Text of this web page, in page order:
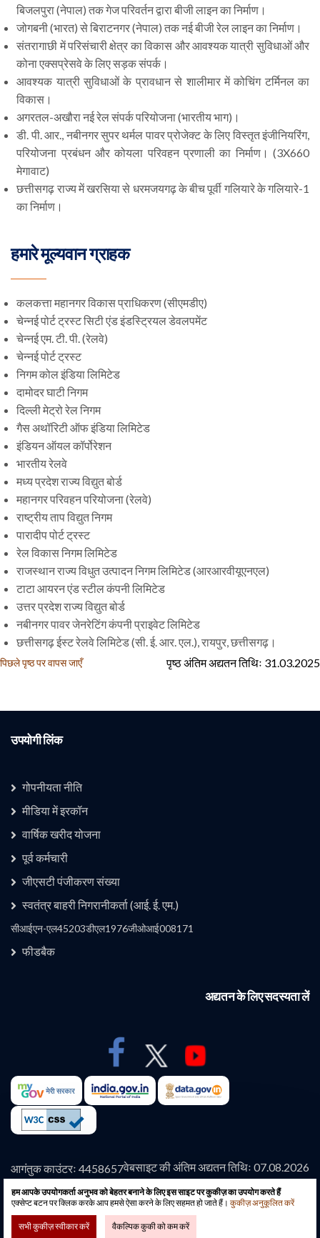
बिजलपुरा (नेपाल) तक गेज परिवर्तन द्वारा बीजी लाइन का निर्माण।
जोगबनी (भारत) से बिराटनगर (नेपाल) तक नई बीजी रेल लाइन का निर्माण।
संतरागाछी में परिसंचारी क्षेत्र का विकास और आवश्यक यात्री सुविधाओं और
कोना एक्सप्रेसवे के लिए सड़क संपर्क।
आवश्यक यात्री सुविधाओं के प्रावधान से शालीमार में कोचिंग टर्मिनल का
विकास।
अगरतल-अखौरा नई रेल संपर्क परियोजना (भारतीय भाग)।
डी. पी. आर., नबीनगर सुपर थर्मल पावर प्रोजेक्ट के लिए विस्तृत इंजीनियरिंग,
परियोजना प्रबंधन और कोयला परिवहन प्रणाली का निर्माण। (3X660
मेगावाट)
छत्तीसगढ़ राज्य में खरसिया से धरमजयगढ़ के बीच पूर्वी गलियारे के गलियारे-1
का निर्माण।
हमारे मूल्यवान ग्राहक
कलकत्ता महानगर विकास प्राधिकरण (सीएमडीए)
चेन्नई पोर्ट ट्रस्ट सिटी एंड इंडस्ट्रियल डेवलपमेंट
चेन्नई एम. टी. पी. (रेलवे)
चेन्नई पोर्ट ट्रस्ट
निगम कोल इंडिया लिमिटेड
दामोदर घाटी निगम
दिल्ली मेट्रो रेल निगम
गैस अथॉरिटी ऑफ इंडिया लिमिटेड
इंडियन ऑयल कॉर्पोरेशन
भारतीय रेलवे
मध्य प्रदेश राज्य विद्युत बोर्ड
महानगर परिवहन परियोजना (रेलवे)
राष्ट्रीय ताप विद्युत निगम
पारादीप पोर्ट ट्रस्ट
रेल विकास निगम लिमिटेड
राजस्थान राज्य विधुत उत्पादन निगम लिमिटेड (आरआरवीयूएनएल)
टाटा आयरन एंड स्टील कंपनी लिमिटेड
उत्तर प्रदेश राज्य विद्युत बोर्ड
नबीनगर पावर जेनरेटिंग कंपनी प्राइवेट लिमिटेड
छत्तीसगढ़ ईस्ट रेलवे लिमिटेड (सी. ई. आर. एल.), रायपुर, छत्तीसगढ़।
पिछले पृष्ठ पर वापस जाएँ पृष्ठ अंतिम अद्यतन तिथिः 31.03.2025
उपयोगी लिंक
गोपनीयता नीति
मीडिया में इरकॉन
वार्षिक खरीद योजना
उपयोगी लिंक 1
पूर्व कर्मचारी
जीएसटी पंजीकरण संख्या
स्वतंत्र बाहरी निगरानीकर्ता (आई. ई. एम.)
कंपनी
सीआईएन-एल45203डीएल1976जीओआई008171
फीडबैक
अद्यतन के लिए सदस्यता लें
आगंतुक काउंटरः 4458657वेबसाइट की अंतिम अद्यतन तिथिः 07.08.2026
कॉपीराइट © 2026-सभी अधिकार सुरक्षित-इरकॉन इंटरनेशनल
लिमिटेड गवर्नमेंट ऑफ इंडिया अंडरटेकिंग की आधिकारिक वेबसाइट।
हम आपके उपयोगकर्ता अनुभव को बेहतर बनाने के लिए इस साइट पर कुकीज़ का उपयोग करते हैं
एक्सेप्ट बटन पर क्लिक करके आप हमसे ऐसा करने के लिए सहमत हो जाते हैं। कुकीज़ अनुकूलित करें
सभी कुकीज़ स्वीकार करें वैकल्पिक कुकी को कम करें